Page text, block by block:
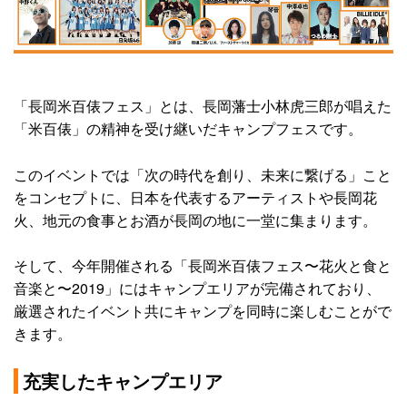
「長岡米百俵フェス」とは、長岡藩士小林虎三郎が唱えた
「米百俵」の精神を受け継いだキャンプフェスです。
このイベントでは「次の時代を創り、未来に繋げる」こと
をコンセプトに、日本を代表するアーティストや長岡花
火、地元の食事とお酒が長岡の地に一堂に集まります。
そして、今年開催される「長岡米百俵フェス〜花火と食と
音楽と〜2019」にはキャンプエリアが完備されており、
厳選されたイベント共にキャンプを同時に楽しむことがで
きます。
充実したキャンプエリア